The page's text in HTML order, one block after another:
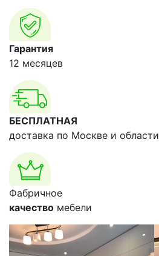
Гарантия
12 месяцев
БЕСПЛАТНАЯ
доставка по Москве и области
Фабричное
качество мебели